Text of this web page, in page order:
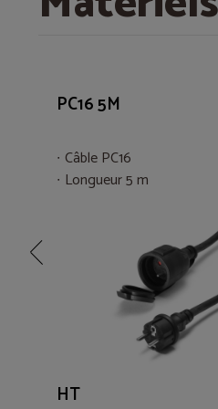
PC16 5M
Câble PC16
Longueur 5 m
HT